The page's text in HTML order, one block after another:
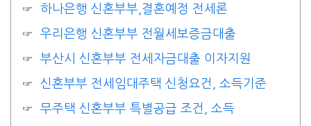
하나은행 신혼부부,결혼예정 전세론
우리은행 신혼부부 전월세보증금대출
부산시 신혼부부 전세자금대출 이자지원
신혼부부 전세임대주택 신청요건, 소득기준
무주택 신혼부부 특별공급 조건, 소득